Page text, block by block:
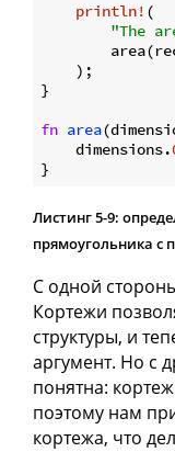
println! (
"The
    );
}
fn area
    dimensions.
Листинг 5-9:
прямоугольника
С одной
Кортежи
структуры, и
аргумент. Но с
понятна:
поэтому нам
кортежа, что